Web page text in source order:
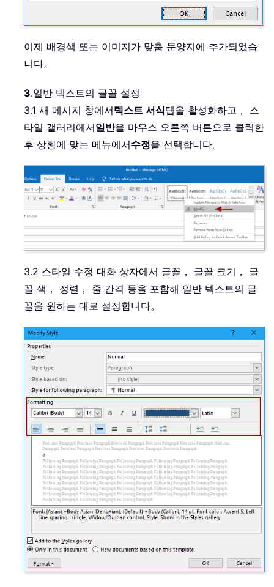
이제 배경색 또는 이미지가 맞춤 문양지에 추가되었습
니다。
3.일반 텍스트의 글꼴 설정
3.1 새 메시지 창에서텍스트 서식탭을 활성화하고， 스
타일 갤러리에서일반을 마우스 오른쪽 버튼으로 클릭한
후 상황에 맞는 메뉴에서수정을 선택합니다。
3.2 스타일 수정 대화 상자에서 글꼴， 글꼴 크기， 글
꼴 색， 정렬， 줄 간격 등을 포함해 일반 텍스트의 글
꼴을 원하는 대로 설정합니다。